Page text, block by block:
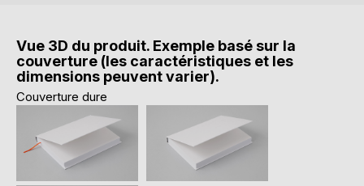
Vue 3D du produit. Exemple basé sur la
couverture (les caractéristiques et les
dimensions peuvent varier).
Couverture dure